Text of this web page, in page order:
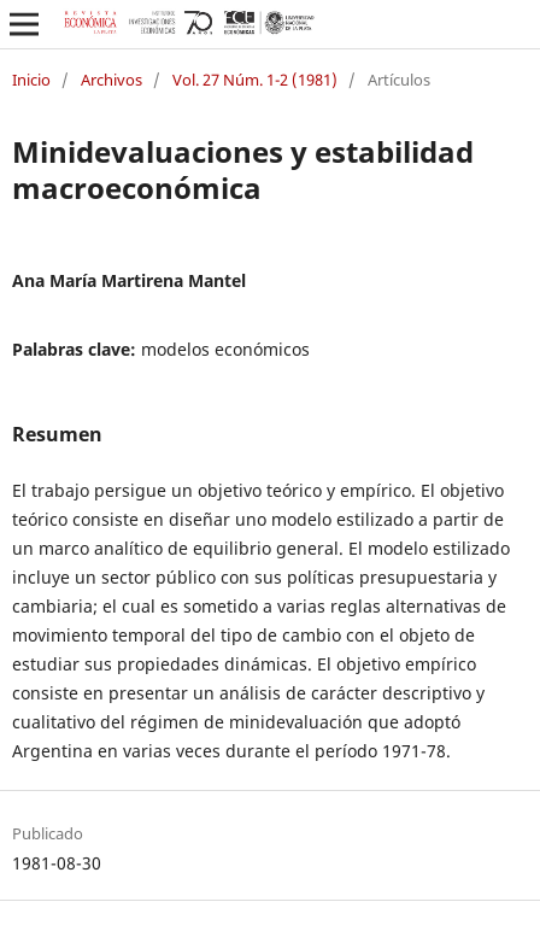
Inicio / Archivos / Vol. 27 Núm. 1-2 (1981) / Artículos
Minidevaluaciones y estabilidad
macroeconómica
Ana María Martirena Mantel
Palabras clave: modelos económicos
Resumen
El trabajo persigue un objetivo teórico y empírico. El objetivo
teórico consiste en diseñar uno modelo estilizado a partir de
un marco analítico de equilibrio general. El modelo estilizado
incluye un sector público con sus políticas presupuestaria y
cambiaria; el cual es sometido a varias reglas alternativas de
movimiento temporal del tipo de cambio con el objeto de
estudiar sus propiedades dinámicas. El objetivo empírico
consiste en presentar un análisis de carácter descriptivo y
cualitativo del régimen de minidevaluación que adoptó
Argentina en varias veces durante el período 1971-78.
Publicado
1981-08-30